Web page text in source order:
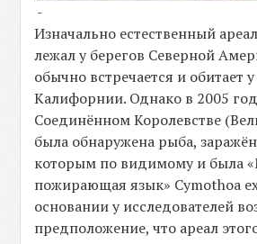
-
Изначально естественный
лежал у берегов Северной
обычно встречается и обитает
Калифорнии. Однако в 2005
Соединённом Королевстве
была обнаружена рыба,
которым по видимому и была
пожирающая язык» Cymothoa
основании у исследователей
предположение, что ареал